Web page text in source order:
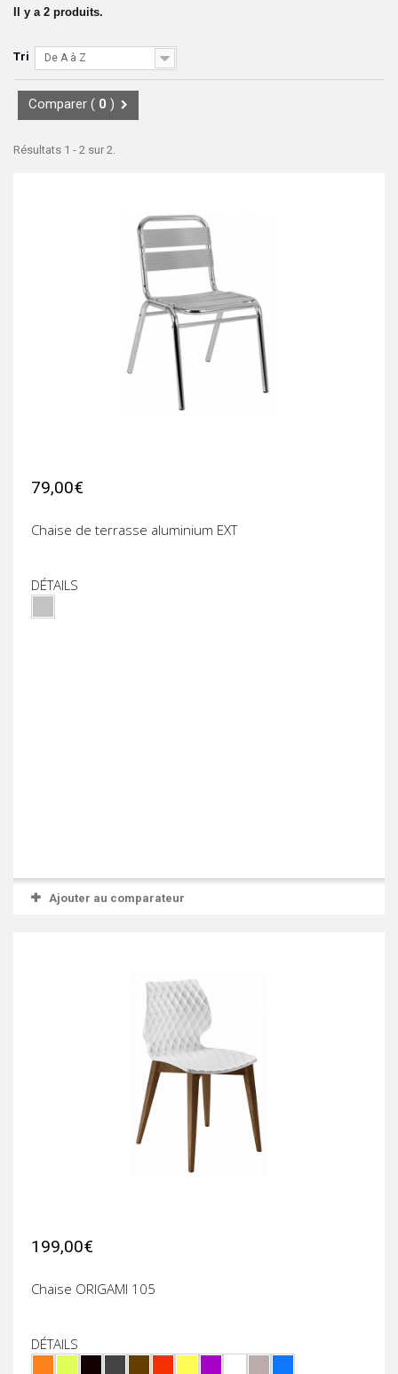
Il y a 2 produits.
Tri De A à Z
Comparer ( 0 )
Résultats 1 - 2 sur 2.
79,00€
Chaise de terrasse aluminium EXT
DÉTAILS
Ajouter au comparateur
199,00€
Chaise ORIGAMI 105
DÉTAILS